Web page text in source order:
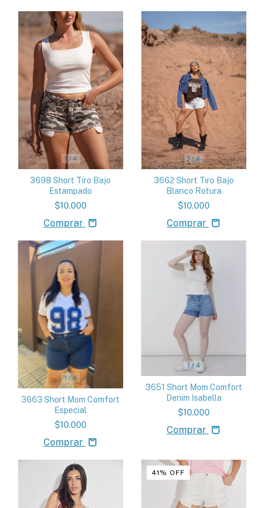
1 / 4
3698 Short Tiro Bajo
Estampado
$10.000
Comprar
1/4
3662 Short Tiro Bajo
Blanco Rotura
$10.000
Comprar
1 /4
3663 Short Mom Comfort
Especial
$10.000
Comprar
1/ 4
3651 Short Mom Comfort
Denim Isabella
$10.000
Comprar
41 % OFF